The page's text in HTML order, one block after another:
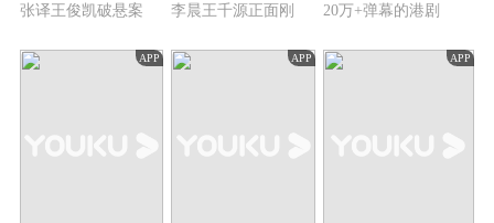
张译王俊凯破悬案 李晨王千源正面刚 20万+弹幕的港剧
APP APP APP